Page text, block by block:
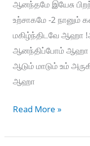
ஆனந்தமே இயேசு
உற்சாகமே -2 நானும்
மகிழ்ந்திடவே ஆஹா
ஆனந்திப்போம் ஆஹா
ஆடும் மாடும் உம்
ஆஹா
Nanum
Paaduvoma
Read More »